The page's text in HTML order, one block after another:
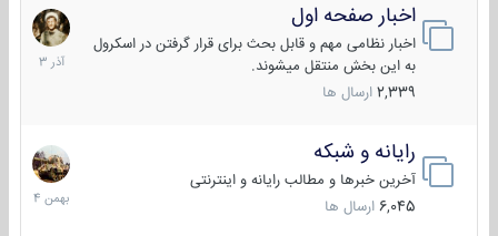
اخبار صفحه اول
اخبار نظامی مهم و قابل بحث برای قرار گرفتن در اسکرول
به این بخش منتقل میشوند.
2,339 ارسال ها
7
آذر
1403
رایانه و شبکه
آخرین خبرها و مطالب رایانه و اینترنتی
6,045 ارسال ها
30
بهمن
1404